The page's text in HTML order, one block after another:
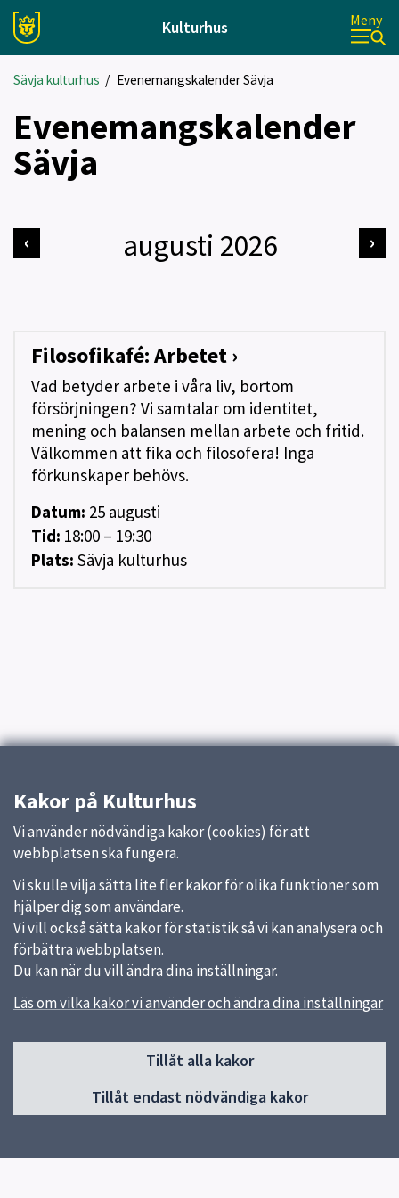
Kulturhus Meny
Sävja kulturhus / Evenemangskalender Sävja
Evenemangskalender
Sävja
‹ augusti 2026 ›
Filosofikafé: Arbetet ›
Vad betyder arbete i våra liv, bortom
försörjningen? Vi samtalar om identitet,
mening och balansen mellan arbete och fritid.
Välkommen att fika och filosofera! Inga
förkunskaper behövs.
Datum: 25 augusti
Tid: 18:00 – 19:30
Plats: Sävja kulturhus
Kakor på Kulturhus
Vi använder nödvändiga kakor (cookies) för att
webbplatsen ska fungera.
Vi skulle vilja sätta lite fler kakor för olika funktioner som
hjälper dig som användare.
Vi vill också sätta kakor för statistik så vi kan analysera och
förbättra webbplatsen.
Du kan när du vill ändra dina inställningar.
Läs om vilka kakor vi använder och ändra dina inställningar
Tillåt alla kakor
Tillåt endast nödvändiga kakor
Sidfot
Om Uppsalas kulturhus